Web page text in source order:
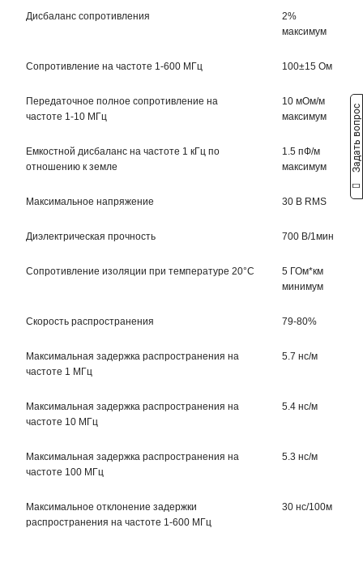
Дисбаланс сопротивления
2%
максимум
Сопротивление на частоте 1-600 МГц 100±15 Ом
Передаточное полное сопротивление на
частоте 1-10 МГц
10 мОм/м
максимум
Емкостной дисбаланс на частоте 1 кГц по
отношению к земле
1.5 пФ/м
максимум
Максимальное напряжение 30 В RMS
Диэлектрическая прочность 700 В/1мин
Сопротивление изоляции при температуре 20°С
5 ГОм*км
минимум
Cкорость распространения 79-80%
Максимальная задержка распространения на
частоте 1 МГц
5.7 нс/м
Максимальная задержка распространения на
частоте 10 МГц
5.4 нс/м
Максимальная задержка распространения на
частоте 100 МГц
5.3 нс/м
Максимальное отклонение задержки
распространения на частоте 1-600 МГц
30 нс/100м
Задать вопрос